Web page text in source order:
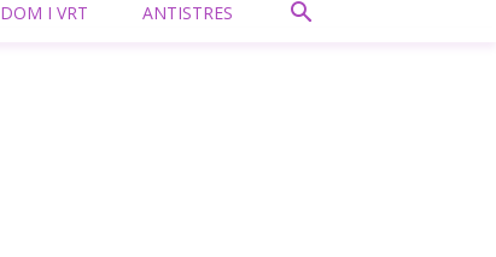
DOM I VRT ANTISTRES